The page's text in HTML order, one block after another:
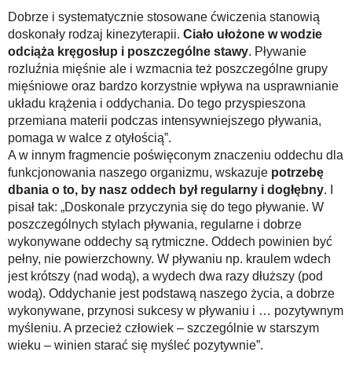
Dobrze i systematycznie stosowane ćwiczenia stanowią
doskonały rodzaj kinezyterapii. Ciało ułożone w wodzie
odciąża kręgosłup i poszczególne stawy. Pływanie
rozluźnia mięśnie ale i wzmacnia też poszczególne grupy
mięśniowe oraz bardzo korzystnie wpływa na usprawnianie
układu krążenia i oddychania. Do tego przyspieszona
przemiana materii podczas intensywniejszego pływania,
pomaga w walce z otyłością”.
A w innym fragmencie poświęconym znaczeniu oddechu dla
funkcjonowania naszego organizmu, wskazuje potrzebę
dbania o to, by nasz oddech był regularny i dogłębny. I
pisał tak: „Doskonale przyczynia się do tego pływanie. W
poszczególnych stylach pływania, regularne i dobrze
wykonywane oddechy są rytmiczne. Oddech powinien być
pełny, nie powierzchowny. W pływaniu np. kraulem wdech
jest krótszy (nad wodą), a wydech dwa razy dłuższy (pod
wodą). Oddychanie jest podstawą naszego życia, a dobrze
wykonywane, przynosi sukcesy w pływaniu i … pozytywnym
myśleniu. A przecież człowiek – szczególnie w starszym
wieku – winien starać się myśleć pozytywnie”.